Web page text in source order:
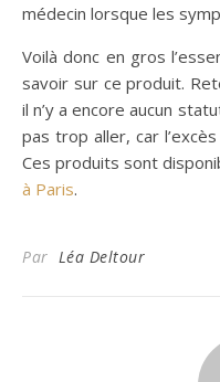
médecin lorsque les
Voilà donc en gros
savoir sur ce produit.
il n’y a encore aucun
pas trop aller, car
Ces produits sont
à Paris.
Par Léa Deltour